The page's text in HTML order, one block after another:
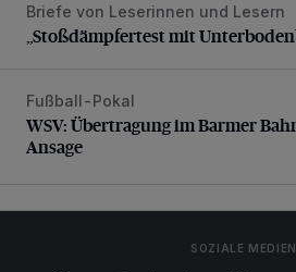
„Stoßdämpfertest mit
Briefe von Leserinnen und Lesern
„Stoßdämpfertest mit
WSV: Übertragung im Barmer
Fußball-Pokal
WSV: Übertragung im Barmer
Ansage
SOZIALE MEDIEN